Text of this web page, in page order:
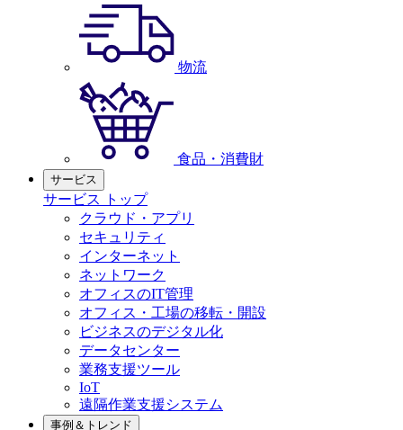
物流
食品・消費財
サービス
サービス トップ
クラウド・アプリ
セキュリティ
インターネット
ネットワーク
オフィスのIT管理
オフィス・工場の移転・開設
ビジネスのデジタル化
データセンター
業務支援ツール
IoT
遠隔作業支援システム
事例＆トレンド